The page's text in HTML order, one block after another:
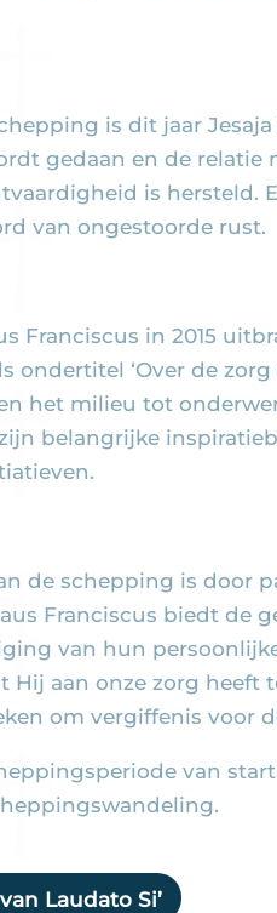
is dit jaar
gedaan en de
is hersteld.
van ongestoorde rust.
Franciscus in 2015
ondertitel ‘Over de
het milieu tot
zijn belangrijke
de schepping is door
Franciscus biedt de
van hun
Hij aan onze zorg
om vergiffenis voor
van
Laudato Si’